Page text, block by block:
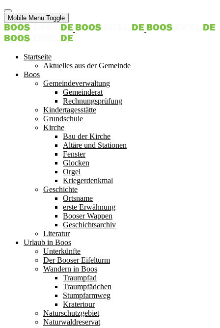
Mobile Menu Toggle
Startseite
Aktuelles aus der Gemeinde
Boos
Gemeindeverwaltung
Gemeinderat
Rechnungsprüfung
Kindertagesstätte
Grundschule
Kirche
Bau der Kirche
Altäre und Stationen
Fenster
Glocken
Orgel
Kriegerdenkmal
Geschichte
Ortsname
erste Erwähnung
Booser Wappen
Geschichtsarchiv
Literatur
Urlaub in Boos
Unterkünfte
Der Booser Eifelturm
Wandern in Boos
Traumpfad
Traumpfädchen
Stumpfarmweg
Kratertour
Naturschutzgebiet
Naturwaldreservat